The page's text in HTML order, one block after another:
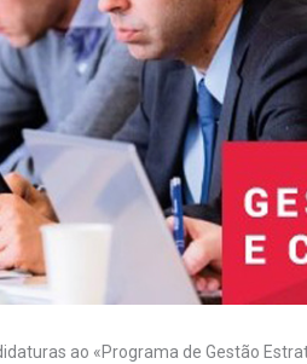
ao «Programa de Gestão